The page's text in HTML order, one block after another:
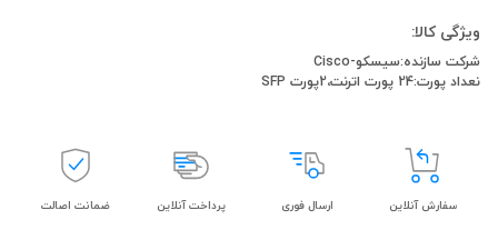
ویژگی کالا:
شرکت سازنده:سیسکو-Cisco
نعداد پورت:24 پورت اترنت،2پورت SFP
سفارش آنلاین ارسال فوری پرداخت آنلاین ضمانت اصالت